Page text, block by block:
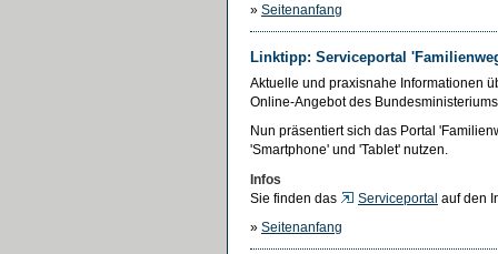
» Seitenanfang
Linktipp: Serviceportal
Aktuelle und praxisnahe Informationen
Online-Angebot des
Nun präsentiert sich das Portal
'Smartphone' und 'Tablet' nutzen.
Infos
Sie finden das
Serviceportal auf den
» Seitenanfang